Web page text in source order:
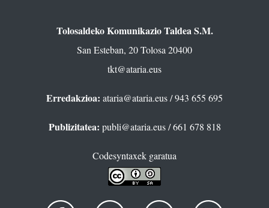
Tolosaldeko Komunikazio Taldea S.M.
San Esteban, 20 Tolosa 20400
tkt@ataria.eus
Erredakzioa: ataria@ataria.eus/ 943 655 695
Publizitatea: publi@ataria.eus/ 661 678 818
Codesyntaxek garatua